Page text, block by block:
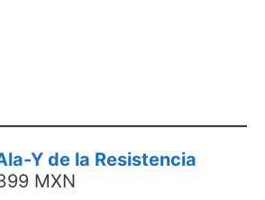
Y de la Resistencia
MXN